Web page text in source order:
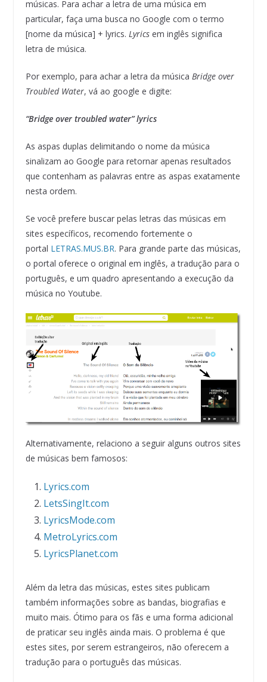
músicas. Para achar a letra de uma música em
particular, faça uma busca no Google com o termo
[nome da música] + lyrics. Lyricsem inglês significa
letra de música.
Por exemplo, para achar a letra da música Bridge over
Troubled Water, vá ao google e digite:
“Bridge over troubled water” lyrics
As aspas duplas delimitando o nome da música
sinalizam ao Google para retornar apenas resultados
que contenham as palavras entre as aspas exatamente
nesta ordem.
Se você prefere buscar pelas letras das músicas em
sites específicos, recomendo fortemente o
portal LETRAS.MUS.BR. Para grande parte das músicas,
o portal oferece o original em inglês, a tradução para o
português, e um quadro apresentando a execução da
música no Youtube.
Alternativamente, relaciono a seguir alguns outros sites
de músicas bem famosos:
Lyrics.com
LetsSingIt.com
LyricsMode.com
MetroLyrics.com
LyricsPlanet.com
Além da letra das músicas, estes sites publicam
também informações sobre as bandas, biografias e
muito mais. Ótimo para os fãs e uma forma adicional
de praticar seu inglês ainda mais. O problema é que
estes sites, por serem estrangeiros, não oferecem a
tradução para o português das músicas.